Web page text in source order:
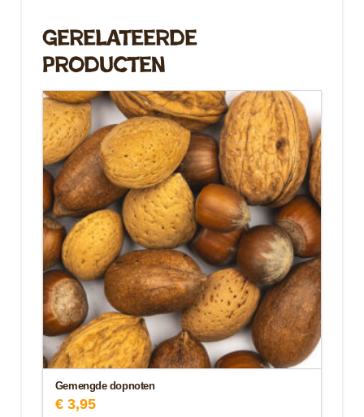
Gerelateerde
Producten
Gemengde dopnoten
€3,95